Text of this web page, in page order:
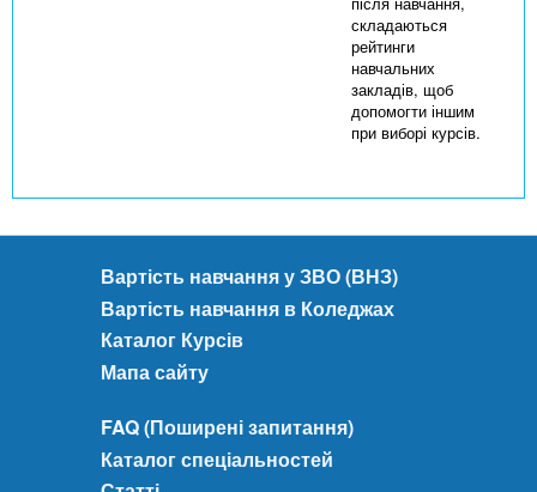
складаються
рейтинги
навчальних
закладів, щоб
допомогти іншим
при виборі курсів.
Вартість навчання у ЗВО (ВНЗ)
Вартість навчання в Коледжах
Каталог Курсів
Мапа сайту
FAQ (Поширені запитання)
Каталог спеціальностей